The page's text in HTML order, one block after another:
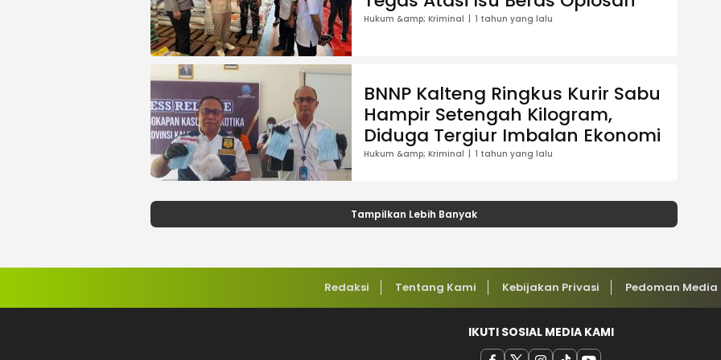
Hukum &amp; Kriminal 1 tahun yang lalu
BNNP Kalteng Ringkus Kurir Sabu
Hampir Setengah Kilogram,
Diduga Tergiur Imbalan Ekonomi
Hukum &amp; Kriminal 1 tahun yang lalu
Tampilkan Lebih Banyak
Redaksi Tentang Kami Kebijakan Privasi Pedoman Media
IKUTI SOSIAL MEDIA KAMI